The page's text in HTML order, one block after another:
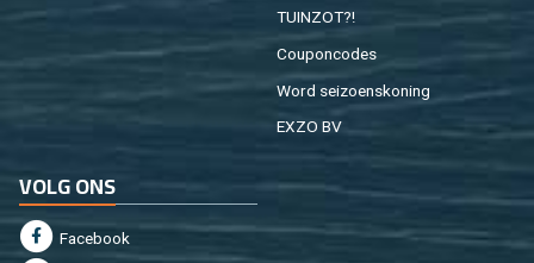
TUIN­ZOT?!
Cou­pon­co­des
Word sei­zoens­ko­ning
EXZO BV
VOLG ONS
Fa­cebook